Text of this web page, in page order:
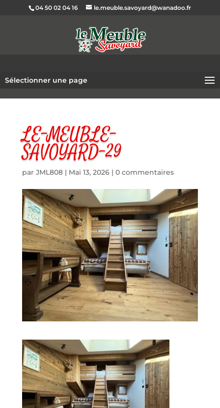
04 50 02 04 16 le.meuble.savoyard@wanadoo.fr
Sélectionner une page
LE-MEUBLE-
SAVOYARD-29
par JML808| Mai 13, 2026| 0 commentaires